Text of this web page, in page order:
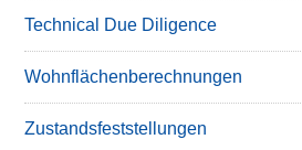
Technical Due Diligence
Wohnflächenberechnungen
Zustandsfeststellungen